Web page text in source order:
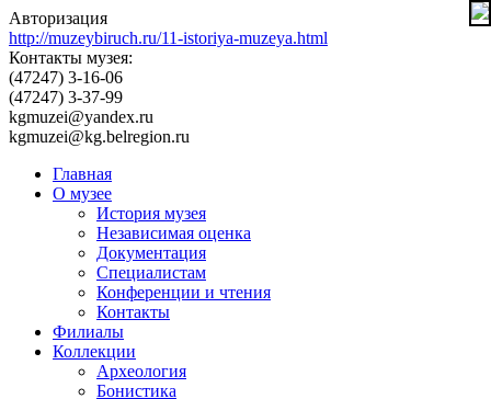
Авторизация
http://muzeybiruch.ru/11-istoriya-muzeya.html
Контакты музея:
(47247) 3-16-06
(47247) 3-37-99
kgmuzei@yandex.ru
kgmuzei@kg.belregion.ru
Главная
О музее
История музея
Независимая оценка
Документация
Специалистам
Конференции и чтения
Контакты
Филиалы
Коллекции
Археология
Бонистика